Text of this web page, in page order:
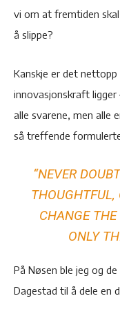
vi om at fremtiden
å slippe?
Kanskje er det
innovasjonskraft ligger
alle svarene, men alle
så treffende
“NEVER
CHANGE
ONLY
På Nøsen ble jeg og
Dagestad til å dele en